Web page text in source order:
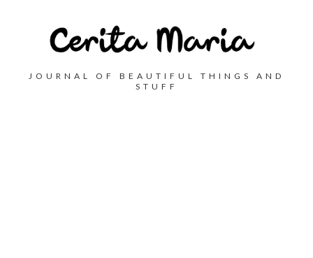
JOURNAL OF BEAUTIFUL THINGS AND
STUFF